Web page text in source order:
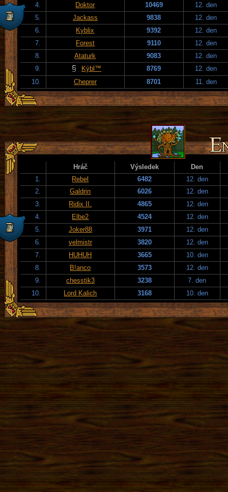
4.
Doktor 10469
12. den
5.
Jackass 9838
12. den
6.
Kyblix 9392
12. den
7.
Forest 9110
12. den
8.
Ataturk 9083
12. den
9.
Kýbl™ 8769
12. den
10.
Cheprer 8701 11. den
Hráč Výsledek
Den
1.
Rebel 6482
12. den
2.
Galdrin 6026
12. den
3.
Ridix II. 4865
12. den
4.
Elbe2 4524
12. den
5.
Joker88 3971
12. den
6.
velmistr 3820
12. den
7.
HUHUH 3665
10. den
8.
B!anco 3573
12. den
9.
chesstik3 3238
7. den
10.
Lord Kalich 3168 10. den